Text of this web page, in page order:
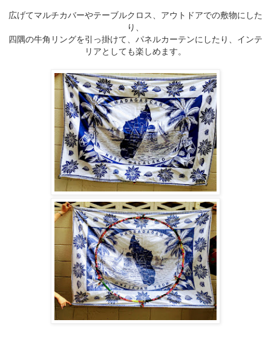
広げてマルチカバーやテーブルクロス、アウトドアでの敷物にした
り、
四隅の牛角リングを引っ掛けて、パネルカーテンにしたり、インテ
リアとしても楽しめます。